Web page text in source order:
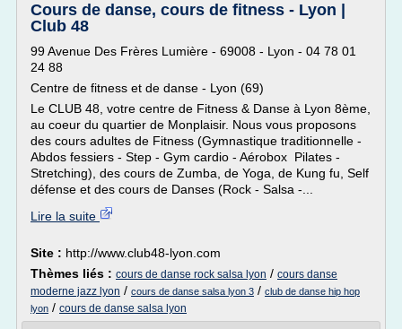
Cours de danse, cours de fitness - Lyon |
Club 48
99 Avenue Des Frères Lumière - 69008 - Lyon - 04 78 01
24 88
Centre de fitness et de danse - Lyon (69)
Le CLUB 48, votre centre de Fitness & Danse à Lyon 8ème,
au coeur du quartier de Monplaisir. Nous vous proposons
des cours adultes de Fitness (Gymnastique traditionnelle -
Abdos fessiers - Step - Gym cardio - Aérobox Pilates -
Stretching), des cours de Zumba, de Yoga, de Kung fu, Self
défense et des cours de Danses (Rock - Salsa -...
Lire la suite
Site : http://www.club48-lyon.com
Thèmes liés : cours de danse rock salsa lyon / cours danse
moderne jazz lyon / cours de danse salsa lyon 3 / club de danse hip hop
lyon / cours de danse salsa lyon